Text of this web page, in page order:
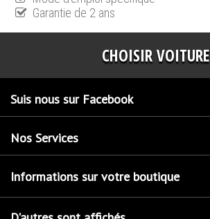
Garantie de 2 ans
CHOISIR VOITURE
Suis nous sur Facebook
Nos Services
Informations sur votre boutique